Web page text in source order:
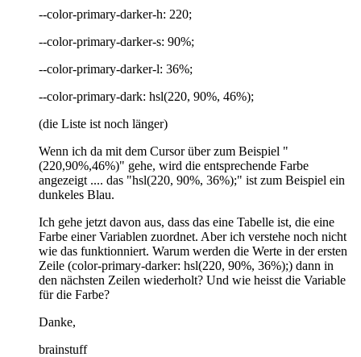
--color-primary-darker-h: 220;
--color-primary-darker-s: 90%;
--color-primary-darker-l: 36%;
--color-primary-dark: hsl(220, 90%, 46%);
(die Liste ist noch länger)
Wenn ich da mit dem Cursor über zum Beispiel "
(220,90%,46%)" gehe, wird die entsprechende Farbe
angezeigt .... das "hsl(220, 90%, 36%);" ist zum Beispiel ein
dunkeles Blau.
Ich gehe jetzt davon aus, dass das eine Tabelle ist, die eine
Farbe einer Variablen zuordnet. Aber ich verstehe noch nicht
wie das funktionniert. Warum werden die Werte in der ersten
Zeile (color-primary-darker: hsl(220, 90%, 36%);) dann in
den nächsten Zeilen wiederholt? Und wie heisst die Variable
für die Farbe?
Danke,
brainstuff